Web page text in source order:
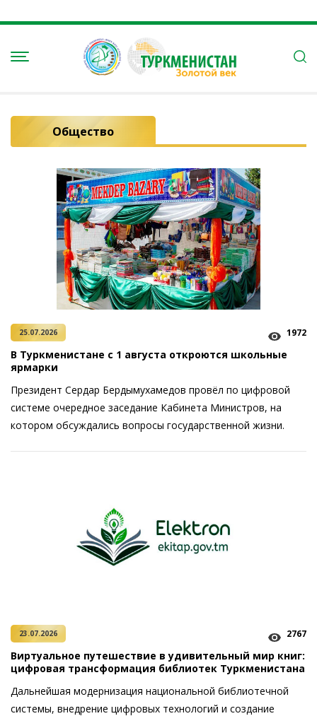
Общество
25.07.2026 1972
В Туркменистане с 1 августа откроются школьные
ярмарки
Президент Сердар Бердымухамедов провёл по цифровой
системе очередное заседание Кабинета Министров, на
котором обсуждались вопросы государственной жизни.
23.07.2026 2767
Виртуальное путешествие в удивительный мир книг:
цифровая трансформация библиотек Туркменистана
Дальнейшая модернизация национальной библиотечной
системы, внедрение цифровых технологий и создание